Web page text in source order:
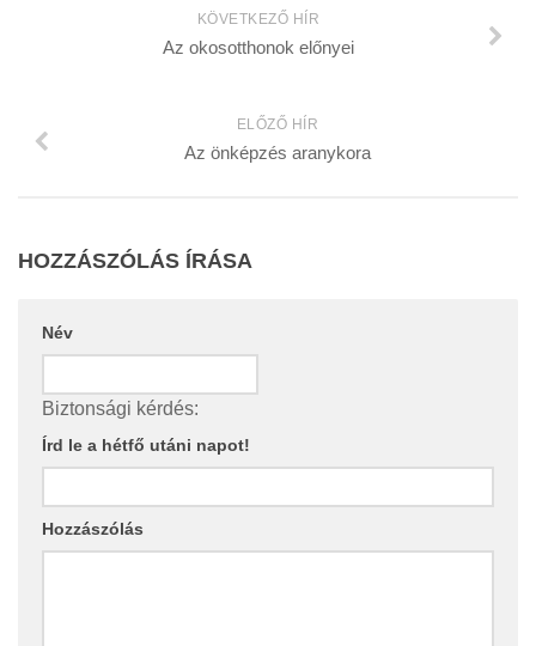
KÖVETKEZŐ HÍR
Az okosotthonok előnyei
ELŐZŐ HÍR
Az önképzés aranykora
HOZZÁSZÓLÁS ÍRÁSA
Név
Biztonsági kérdés:
Írd le a hétfő utáni napot!
Hozzászólás